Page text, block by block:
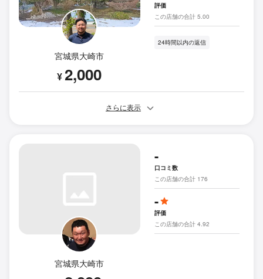
宮城県大崎市
¥2,000
評価
この店舗の合計 5.00
24時間以内の返信
さらに表示
宮城県大崎市
-
口コミ数
この店舗の合計 176
-
評価
この店舗の合計 4.92